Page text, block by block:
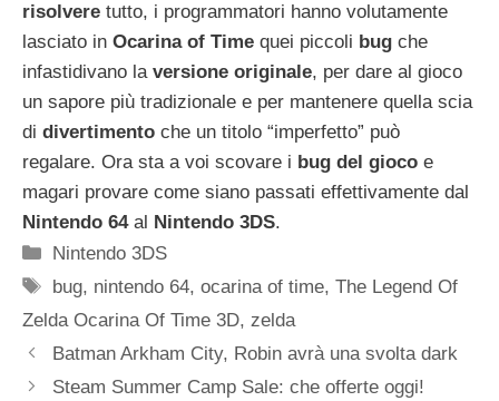
risolvere tutto, i programmatori hanno volutamente
lasciato in Ocarina of Time quei piccoli bug che
infastidivano la versione originale, per dare al gioco
un sapore più tradizionale e per mantenere quella scia
di divertimento che un titolo “imperfetto” può
regalare. Ora sta a voi scovare i bug del gioco e
magari provare come siano passati effettivamente dal
Nintendo 64 al Nintendo 3DS.
Categorie
Nintendo 3DS
Tag
bug, nintendo 64,ocarina of time,The Legend Of
Zelda Ocarina Of Time 3D, zelda
Batman Arkham City, Robin avrà una svolta dark
Steam Summer Camp Sale: che offerte oggi!